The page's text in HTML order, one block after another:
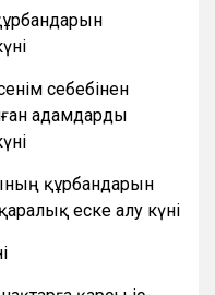
себебінен
адамдарды
құрбандарын
еске алу күні